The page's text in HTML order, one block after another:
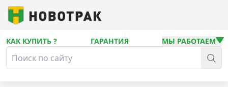
КАК КУПИТЬ ? ГАРАНТИЯ МЫ РАБОТАЕМ